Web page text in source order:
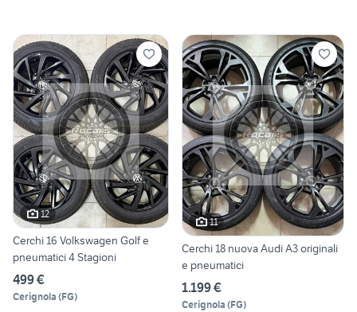
12
Cerchi 16 Volkswagen Golf e
pneumatici 4 Stagioni
499 €
Cerignola (FG)
11
Cerchi 18 nuova Audi A3 originali
e pneumatici
1.199 €
Cerignola (FG)